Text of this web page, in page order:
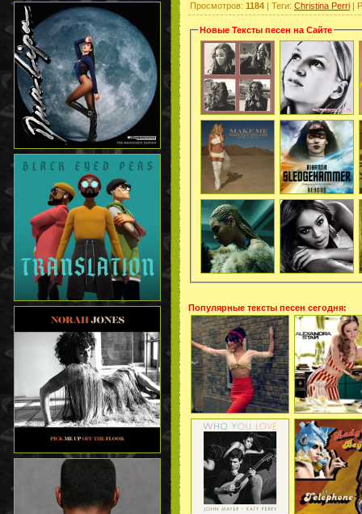
Просмотров: 1184 Теги: Christina Perri
Новые Тексты песен на Сайте
Популярные тексты песен сегодня: